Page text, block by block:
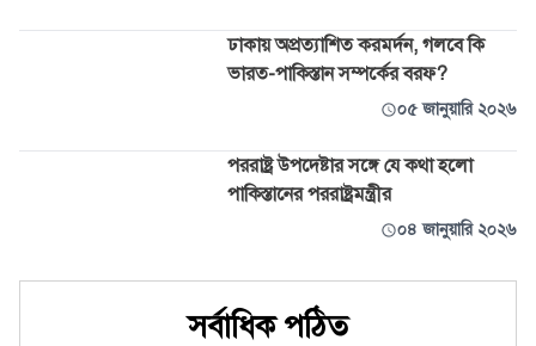
ঢাকায় অপ্রত্যাশিত করমর্দন, গলবে কি
ভারত-পাকিস্তান সম্পর্কের বরফ?
০৫ জানুয়ারি ২০২৬
পররাষ্ট্র উপদেষ্টার সঙ্গে যে কথা হলো
পাকিস্তানের পররাষ্ট্রমন্ত্রীর
০৪ জানুয়ারি ২০২৬
সর্বাধিক পঠিত